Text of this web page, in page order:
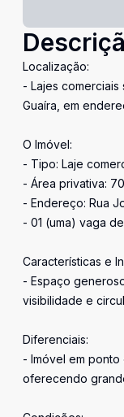
Localização:
- Lajes
Guaíra, em
O Imóvel:
- Tipo: Laje
- Área privativa:
- Endereço: Rua
- 01 (uma) vaga
Características e
- Espaço
visibilidade e
Diferenciais:
- Imóvel em
oferecendo